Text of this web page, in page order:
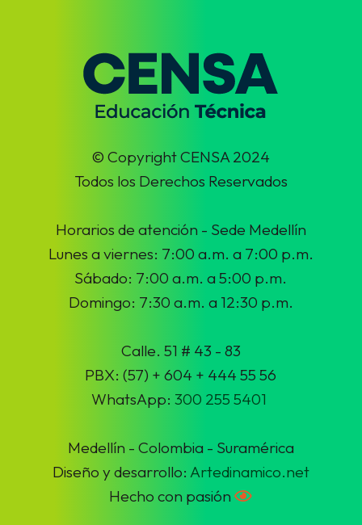
© Copyright CENSA 2024
Todos los Derechos Reservados
Horarios de atención - Sede Medellín
Lunes a viernes: 7:00 a.m. a 7:00 p.m.
Sábado: 7:00 a.m. a 5:00 p.m.
Domingo: 7:30 a.m. a 12:30 p.m.
Calle. 51 # 43 - 83
PBX: (57) + 604 + 444 55 56
WhatsApp:300 255 5401
Medellín - Colombia - Suramérica
Diseño y desarrollo: Artedinamico.net
Hecho con pasión